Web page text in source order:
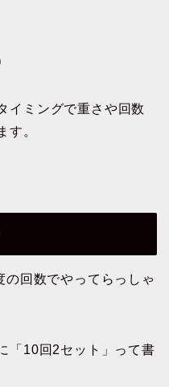
イミングで重さや回数
す。
回数でやってらっしゃ
「10回2セット」って書